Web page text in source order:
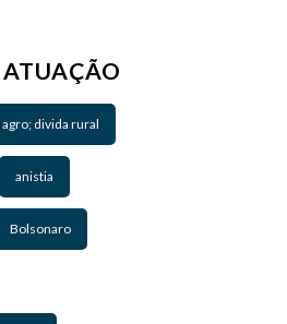
agro; divida rural
anistia
Bolsonaro